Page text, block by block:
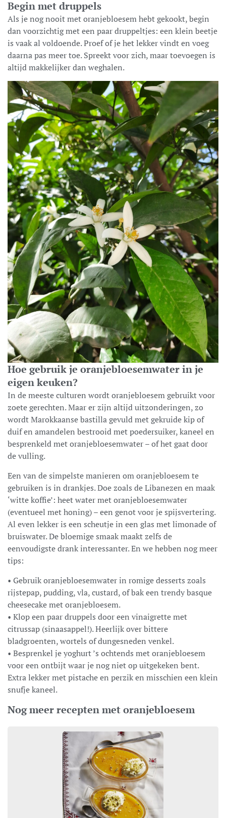
Begin met druppels
Als je nog nooit met oranjebloesem hebt gekookt, begin
dan voorzichtig met een paar druppeltjes: een klein beetje
is vaak al voldoende. Proef of je het lekker vindt en voeg
daarna pas meer toe. Spreekt voor zich, maar toevoegen is
altijd makkelijker dan weghalen.
Hoe gebruik je oranjebloesemwater in je
eigen keuken?
In de meeste culturen wordt oranjebloesem gebruikt voor
zoete gerechten. Maar er zijn altijd uitzonderingen, zo
wordt Marokkaanse bastilla gevuld met gekruide kip of
duif en amandelen bestrooid met poedersuiker, kaneel en
besprenkeld met oranjebloesemwater – of het gaat door
de vulling.
Een van de simpelste manieren om oranjebloesem te
gebruiken is in drankjes. Doe zoals de Libanezen en maak
‘witte koffie’: heet water met oranjebloesemwater
(eventueel met honing) – een genot voor je spijsvertering.
Al even lekker is een scheutje in een glas met limonade of
bruiswater. De bloemige smaak maakt zelfs de
eenvoudigste drank interessanter. En we hebben nog meer
tips:
• Gebruik oranjebloesemwater in romige desserts zoals
rijstepap, pudding, vla, custard, of bak een trendy basque
cheesecake met oranjebloesem.
• Klop een paar druppels door een vinaigrette met
citrussap (sinaasappel!). Heerlijk over bittere
bladgroenten, wortels of dungesneden venkel.
• Besprenkel je yoghurt ’s ochtends met oranjebloesem
voor een ontbijt waar je nog niet op uitgekeken bent.
Extra lekker met pistache en perzik en misschien een klein
snufje kaneel.
Nog meer recepten met oranjebloesem